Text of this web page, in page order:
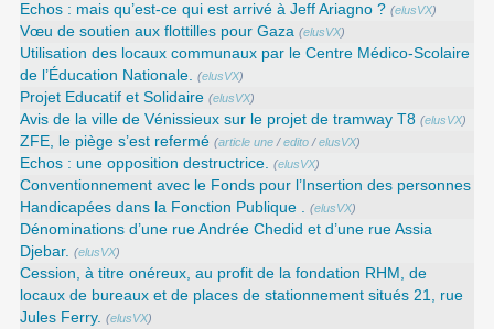
Echos : mais qu’est-ce qui est arrivé à Jeff Ariagno ? (elusVX)
Vœu de soutien aux flottilles pour Gaza (elusVX)
Utilisation des locaux communaux par le Centre Médico-Scolaire
de l’Éducation Nationale. (elusVX)
Projet Educatif et Solidaire (elusVX)
Avis de la ville de Vénissieux sur le projet de tramway T8 (elusVX)
ZFE, le piège s’est refermé (article une /edito /elusVX)
Echos : une opposition destructrice. (elusVX)
Conventionnement avec le Fonds pour l’Insertion des personnes
Handicapées dans la Fonction Publique . (elusVX)
Dénominations d’une rue Andrée Chedid et d’une rue Assia
Djebar. (elusVX)
Cession, à titre onéreux, au profit de la fondation RHM, de
locaux de bureaux et de places de stationnement situés 21, rue
Jules Ferry. (elusVX)